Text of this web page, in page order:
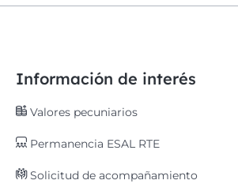
Información de interés
Valores pecuniarios
Permanencia ESAL RTE
Solicitud de acompañamiento